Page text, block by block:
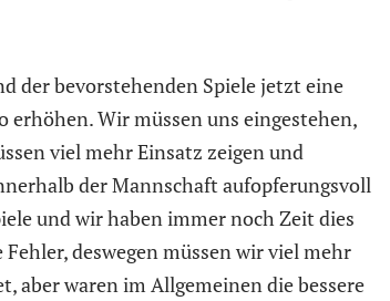
der bevorstehenden Spiele jetzt eine
erhöhen. Wir müssen uns eingestehen,
viel mehr Einsatz zeigen und
der Mannschaft aufopferungsvoll
und wir haben immer noch Zeit dies
deswegen müssen wir viel mehr
aber waren im Allgemeinen die bessere